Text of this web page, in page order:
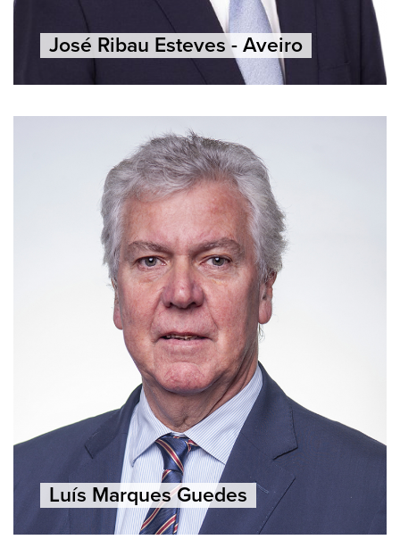
José Ribau Esteves - Aveiro
Luís Marques Guedes